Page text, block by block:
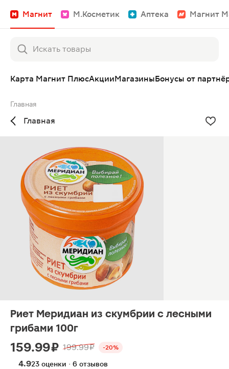
Магнит М.Косметик Аптека Магнит
Карта Магнит ПлюсАкцииМагазиныБонусы от
Главная
Главная
Риет Меридиан из скумбрии с лесными
грибами 100г
159.99 ₽ 199.99 ₽ -20%
4.923 оценки · 6 отзывов